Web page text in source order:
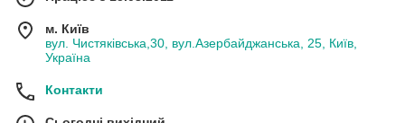
м. Київ
вул. Чистяківська,30, вул.Азербайджанська, 25, Київ,
Україна
Контакти